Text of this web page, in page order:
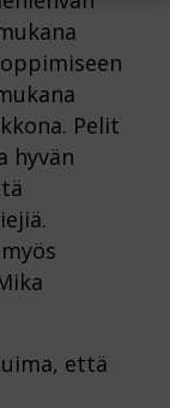
Pelit
hyvän
että